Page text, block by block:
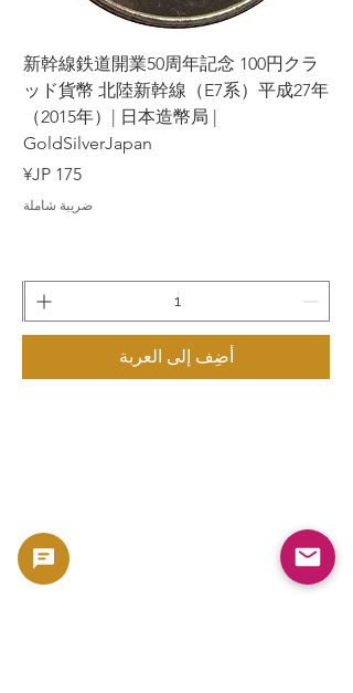
新幹線鉄道開業50周年記念 100円クラ
ッド貨幣 北陸新幹線（E7系）平成27年
（2015年）| 日本造幣局 |
GoldSilverJapan
السعر
ضريبة شاملة
أضِف إلى العربة